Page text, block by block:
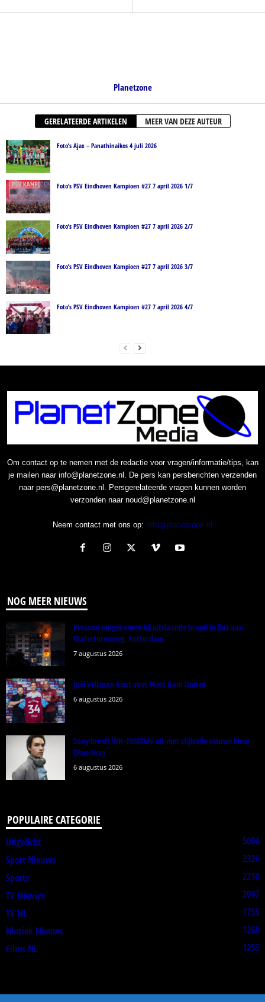
Planetzone
GERELATEERDE ARTIKELEN MEER VAN DEZE AUTEUR
Foto’s Ajax – Panathinaikos 4 juli 2026
Foto’s PSV Eindhoven Kampioen #27 7 april 2026 1/7
Foto’s PSV Eindhoven Kampioen #27 7 april 2026 2/7
Foto’s PSV Eindhoven Kampioen #27 7 april 2026 3/7
Foto’s PSV Eindhoven Kampioen #27 7 april 2026 4/7
Om contact op te nemen met de redactie voor vragen/informatie/tips, kan
je mailen naar info@planetzone.nl. De pers kan persberichten verzenden
naar pers@planetzone.nl. Persgerelateerde vragen kunnen worden
verzonden naar noud@planetzone.nl
Neem contact met ons op: Info@planetzone.nl
NOG MEER NIEUWS
Persoon omgekomen bij uitslaande brand in flat aan
Watertorenweg, Rotterdam
7 augustus 2026
Joël Veltman kiest voor West Ham United
6 augustus 2026
Sony breidt WH-1000XM6 uit met stijlvolle nieuwe kleur
Olive Gray
6 augustus 2026
POPULAIRE CATEGORIE
Uitgelicht
5004
Sport Nieuws
2326
Sports
2210
TV Nieuws
2097
TV NL
1755
Muziek Nieuws
1268
Films NL
1253